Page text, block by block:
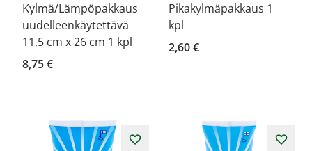
Kylmä/Lämpöpakkaus
uudelleenkäytettävä
11,5 cm x 26 cm 1 kpl
8,75 €
Pikakylmäpakkaus 1
kpl
2,60 €